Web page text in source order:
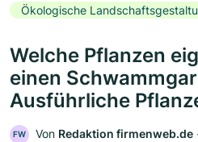
Ökologische
Welche Pflanzen
einen
Ausführliche
FW Von Redaktion firmenweb.de ‧